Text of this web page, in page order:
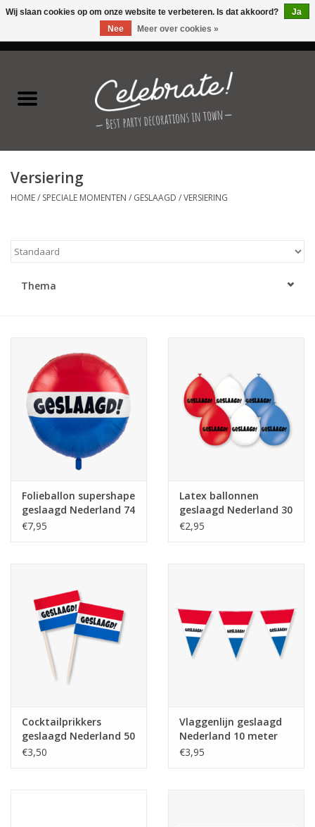
Latex ballonnen
Folie ballonnen
Verjaardag thema's
Schmink&beauty
Accessoires
Versiering
HOME/ SPECIALE MOMENTEN / GESLAAGD /VERSIERING
Thema
Folieballon supershape
geslaagd Nederland 74
cm
€7,95
Latex ballonnen
geslaagd Nederland 30
cm 6 stuks
€2,95
Cocktailprikkers
geslaagd Nederland 50
stuks
€3,50
Vlaggenlijn geslaagd
Nederland 10 meter
€3,95
Wij slaan cookies op om onze website te verbeteren. Is dat akkoord?
Ja
Nee
Meer over cookies »